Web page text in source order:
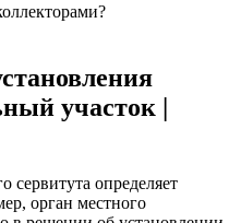
участок |
сервитута определяет
орган местного